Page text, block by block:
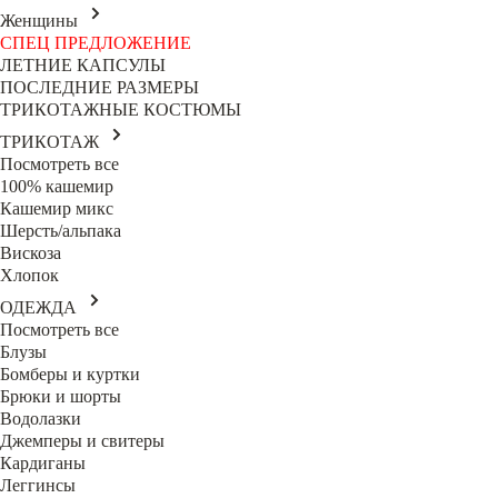
Женщины
СПЕЦ ПРЕДЛОЖЕНИЕ
ЛЕТНИЕ КАПСУЛЫ
ПОСЛЕДНИЕ РАЗМЕРЫ
ТРИКОТАЖНЫЕ КОСТЮМЫ
ТРИКОТАЖ
Посмотреть все
100% кашемир
Кашемир микс
Шерсть/альпака
Вискоза
Хлопок
ОДЕЖДА
Посмотреть все
Блузы
Бомберы и куртки
Брюки и шорты
Водолазки
Джемперы и свитеры
Кардиганы
Леггинсы